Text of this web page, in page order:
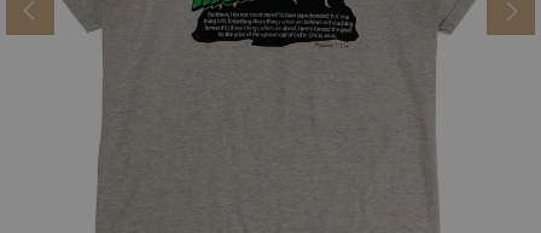
ブランドから探す スタッフコーディネート
古着卸DOCK
メンズ商品カテゴリーから探す